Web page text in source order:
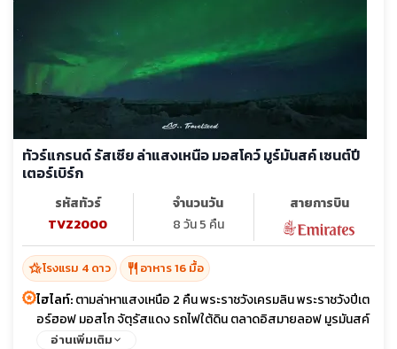
ทัวร์แกรนด์ รัสเซีย ล่าแสงเหนือ มอสโคว์ มูร์มันสค์ เซนต์ปี
เตอร์เบิร์ก
รหัสทัวร์
TVZ2000
จำนวนวัน
8 วัน 5 คืน
สายการบิน
hotel_classโรงแรม 4 ดาว restaurant อาหาร 16 มื้อ
ไฮไลท์:ตามล่าหาแสงเหนือ 2 คืน พระราชวังเครมลิน พระราชวังปีเต
อร์ฮอฟ มอสโก จัตุรัสแดง รถไฟใต้ดิน ตลาดอิสมายลอฟ มูรมันสค์
ฟาร์มสุนัขฮัสกี้ เซนต์ปีเตอร์สเบิร์ก ป้อมปีเตอร์แอนด์ปอนด์ โบสถ์
อ่านเพิ่มเติม